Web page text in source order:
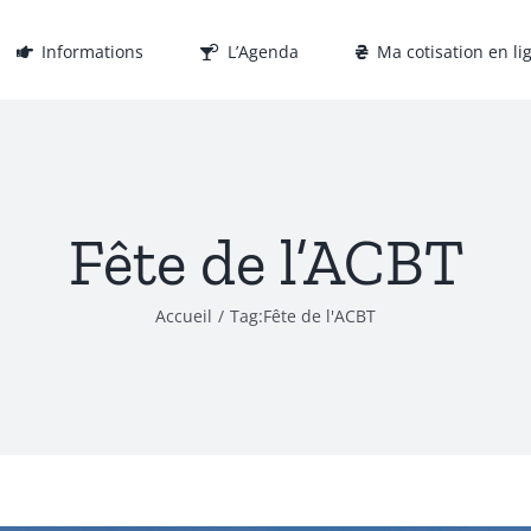
Informations L’Agenda Ma cotisation en
Fête de l’ACBT
Accueil Tag:Fête de l'ACBT